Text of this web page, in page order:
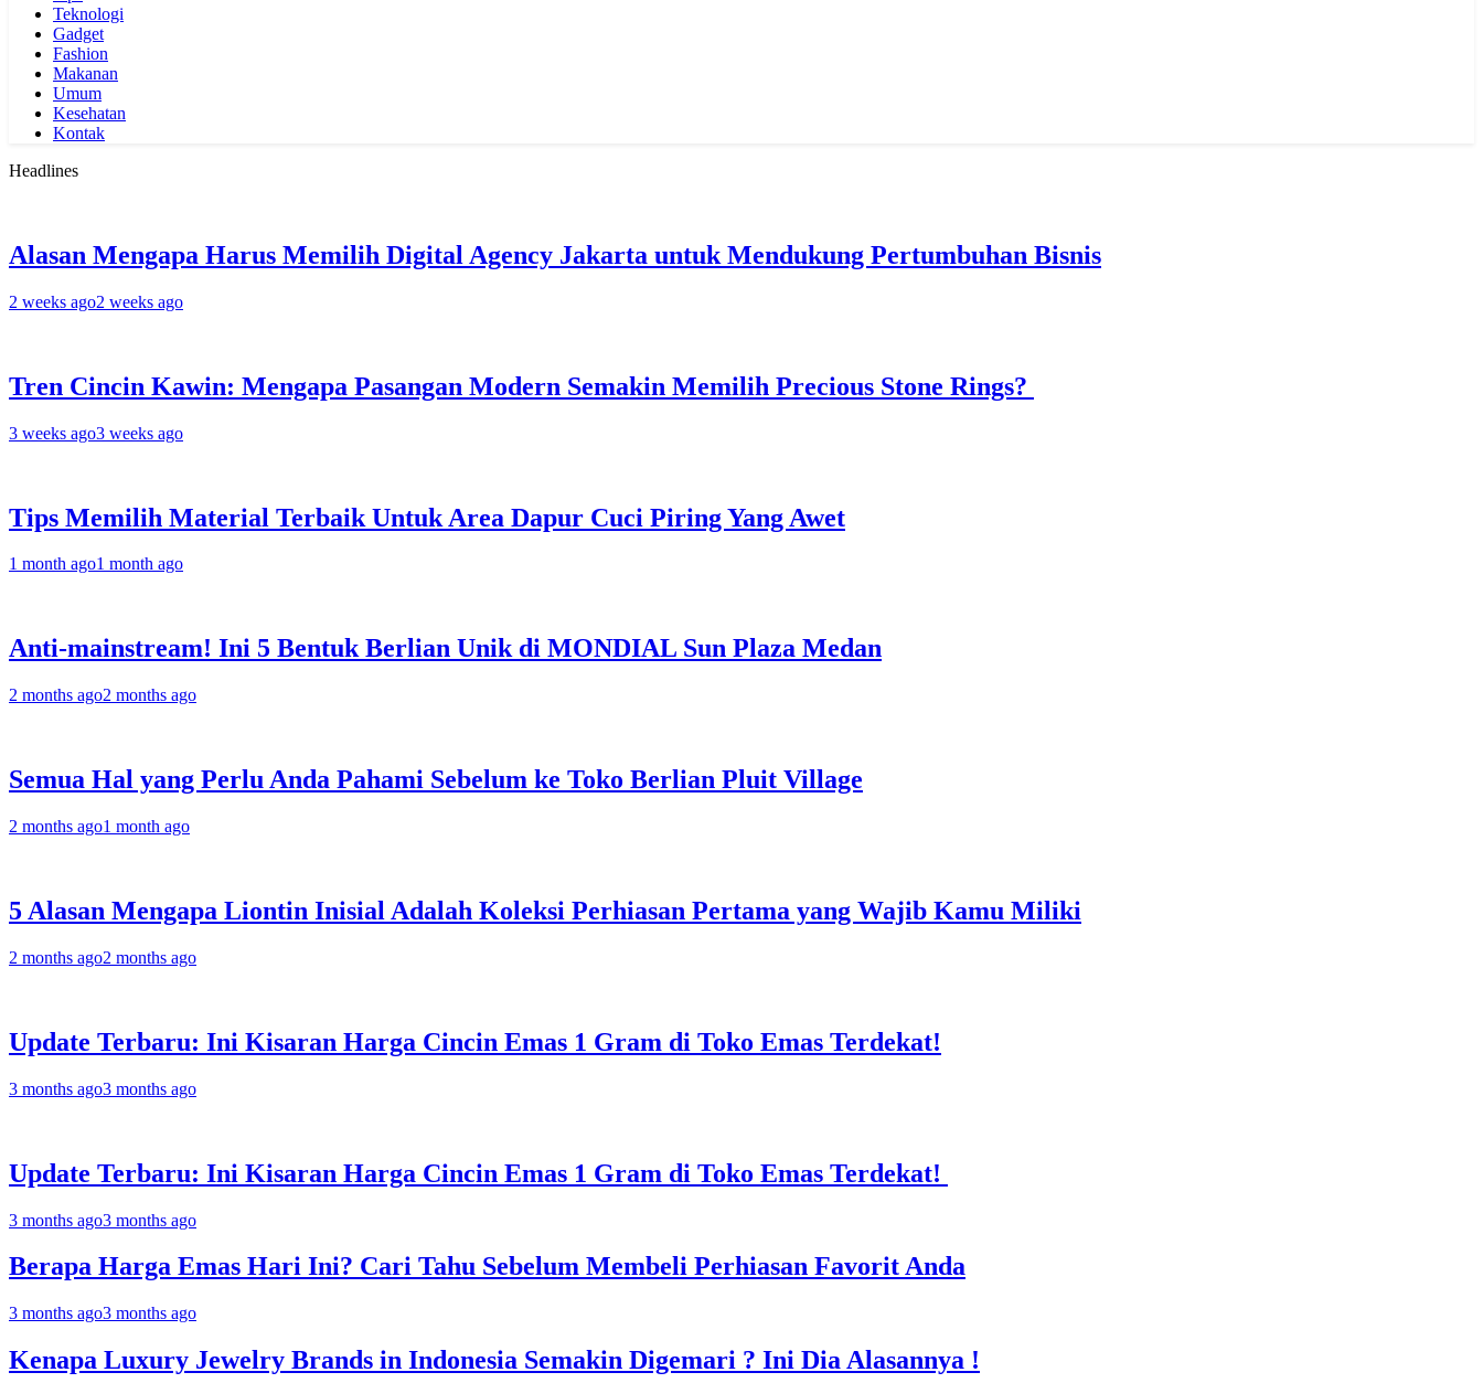
Teknologi
Gadget
Fashion
Makanan
Umum
Kesehatan
Kontak
Headlines
Alasan Mengapa Harus Memilih Digital Agency Jakarta untuk Mendukung Pertumbuhan Bisnis
2 weeks ago2 weeks ago
Tren Cincin Kawin: Mengapa Pasangan Modern Semakin Memilih Precious Stone Rings?
3 weeks ago3 weeks ago
Tips Memilih Material Terbaik Untuk Area Dapur Cuci Piring Yang Awet
1 month ago1 month ago
Anti-mainstream! Ini 5 Bentuk Berlian Unik di MONDIAL Sun Plaza Medan
2 months ago2 months ago
Semua Hal yang Perlu Anda Pahami Sebelum ke Toko Berlian Pluit Village
2 months ago1 month ago
5 Alasan Mengapa Liontin Inisial Adalah Koleksi Perhiasan Pertama yang Wajib Kamu Miliki
2 months ago2 months ago
Update Terbaru: Ini Kisaran Harga Cincin Emas 1 Gram di Toko Emas Terdekat!
3 months ago3 months ago
Update Terbaru: Ini Kisaran Harga Cincin Emas 1 Gram di Toko Emas Terdekat!
3 months ago3 months ago
Berapa Harga Emas Hari Ini? Cari Tahu Sebelum Membeli Perhiasan Favorit Anda
3 months ago3 months ago
Kenapa Luxury Jewelry Brands in Indonesia Semakin Digemari ? Ini Dia Alasannya !